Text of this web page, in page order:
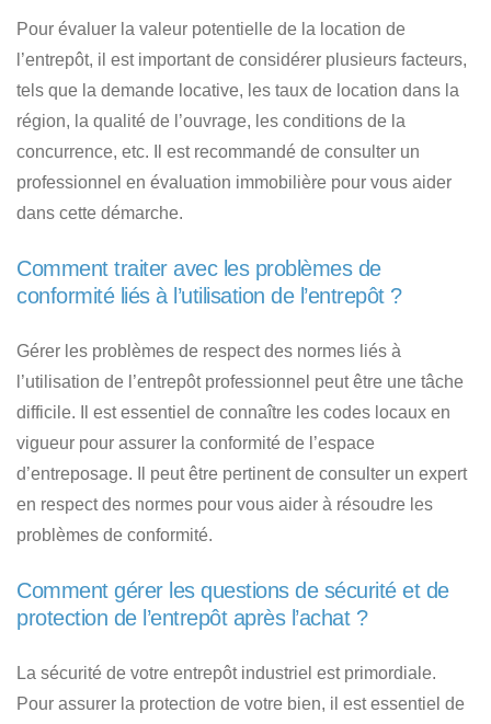
Pour évaluer la valeur potentielle de la location de
l’entrepôt, il est important de considérer plusieurs facteurs,
tels que la demande locative, les taux de location dans la
région, la qualité de l’ouvrage, les conditions de la
concurrence, etc. Il est recommandé de consulter un
professionnel en évaluation immobilière pour vous aider
dans cette démarche.
Comment traiter avec les problèmes de
conformité liés à l’utilisation de l’entrepôt ?
Gérer les problèmes de respect des normes liés à
l’utilisation de l’entrepôt professionnel peut être une tâche
difficile. Il est essentiel de connaître les codes locaux en
vigueur pour assurer la conformité de l’espace
d’entreposage. Il peut être pertinent de consulter un expert
en respect des normes pour vous aider à résoudre les
problèmes de conformité.
Comment gérer les questions de sécurité et de
protection de l’entrepôt après l’achat ?
La sécurité de votre entrepôt industriel est primordiale.
Pour assurer la protection de votre bien, il est essentiel de